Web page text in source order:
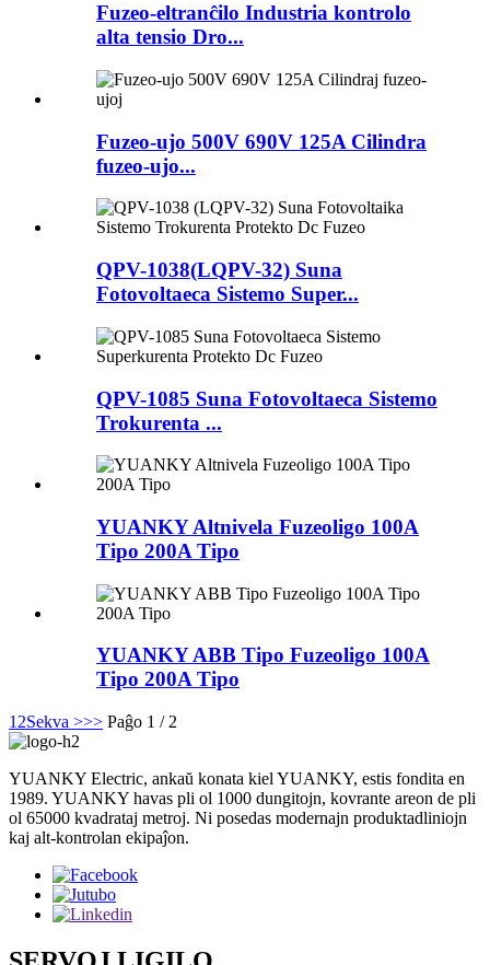
Fuzeo-eltranĉilo Industria kontrolo
alta tensio Dro...
Fuzeo-ujo 500V 690V 125A Cilindra
fuzeo-ujo...
QPV-1038(LQPV-32) Suna
Fotovoltaeca Sistemo Super...
QPV-1085 Suna Fotovoltaeca Sistemo
Trokurenta ...
YUANKY Altnivela Fuzeoligo 100A
Tipo 200A Tipo
YUANKY ABB Tipo Fuzeoligo 100A
Tipo 200A Tipo
1 2Sekva >>> Paĝo 1 / 2
YUANKY Electric, ankaŭ konata kiel YUANKY, estis fondita en
1989. YUANKY havas pli ol 1000 dungitojn, kovrante areon de pli
ol 65000 kvadrataj metroj. Ni posedas modernajn produktadliniojn
kaj alt-kontrolan ekipaĵon.